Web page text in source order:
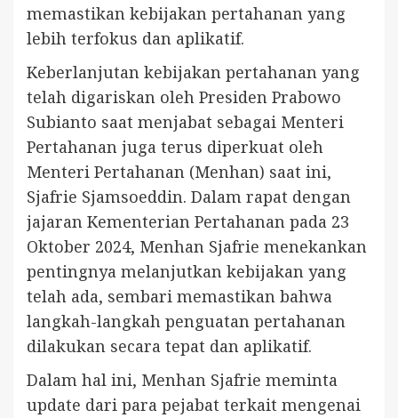
memastikan kebijakan pertahanan yang
lebih terfokus dan aplikatif.
Keberlanjutan kebijakan pertahanan yang
telah digariskan oleh Presiden Prabowo
Subianto saat menjabat sebagai Menteri
Pertahanan juga terus diperkuat oleh
Menteri Pertahanan (Menhan) saat ini,
Sjafrie Sjamsoeddin. Dalam rapat dengan
jajaran Kementerian Pertahanan pada 23
Oktober 2024, Menhan Sjafrie menekankan
pentingnya melanjutkan kebijakan yang
telah ada, sembari memastikan bahwa
langkah-langkah penguatan pertahanan
dilakukan secara tepat dan aplikatif.
Dalam hal ini, Menhan Sjafrie meminta
update dari para pejabat terkait mengenai